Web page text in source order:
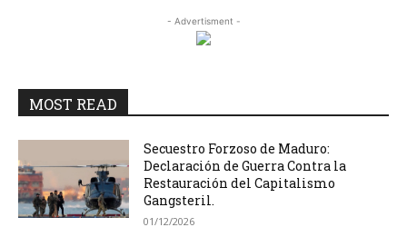
- Advertisment -
MOST READ
Secuestro Forzoso de Maduro:
Declaración de Guerra Contra la
Restauración del Capitalismo
Gangsteril.
01/12/2026